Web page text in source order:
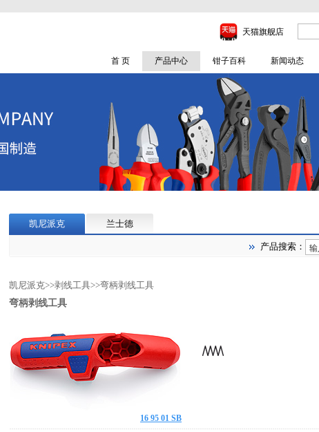
天猫旗舰店
首 页 产品中心 钳子百科 新闻动态
凯尼派克 兰士德
产品搜索：
凯尼派克>>剥线工具>>弯柄剥线工具
弯柄剥线工具
16 95 01 SB